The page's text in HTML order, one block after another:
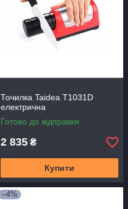
Точилка Taidea T1031D
електрична
Готово до відправки
2 835 ₴
Купити
–4%